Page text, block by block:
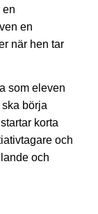
en
en
när hen tar
som eleven
börja
korta
och
och